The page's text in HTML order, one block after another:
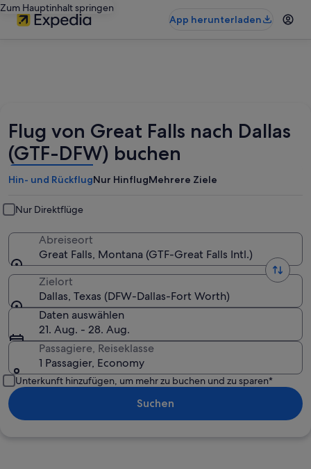
Zum Hauptinhalt springen
App herunterladen
Flug von Great Falls nach Dallas
(GTF-DFW) buchen
Hin- und RückflugNur HinflugMehrere Ziele
Nur Direktflüge
Abreiseort
Great Falls, Montana (GTF-Great Falls Intl.)
Zielort
Dallas, Texas (DFW-Dallas-Fort Worth)
Daten auswählen
21. Aug. - 28. Aug.
Passagiere, Reiseklasse
1 Passagier, Economy
Unterkunft hinzufügen, um mehr zu buchen und zu sparen*
Suchen